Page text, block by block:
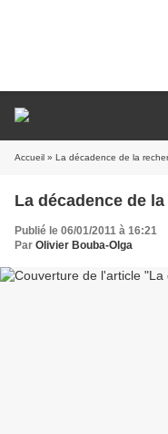
Accueil » La décadence de la
La décadence de
Publié le 06/01/2011 à 16:21
Par Olivier Bouba-Olga